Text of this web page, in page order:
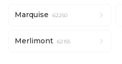
Marquise 62250
Merlimont 62155